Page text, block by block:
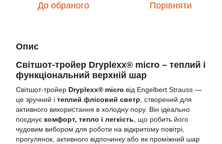
До обраного Порівняти
Опис
Світшот‑тройер Dryplexx® micro – теплий і
функціональний верхній шар
Світшот‑тройер Dryplexx® micro від Engelbert Strauss —
це зручний і теплий флісовий светр, створений для
активного використання в холодну пору. Він ідеально
поєднує комфорт, тепло і легкість, що робить його
чудовим вибором для роботи на відкритому повітрі,
прогулянок, активного відпочинку або як проміжний шар